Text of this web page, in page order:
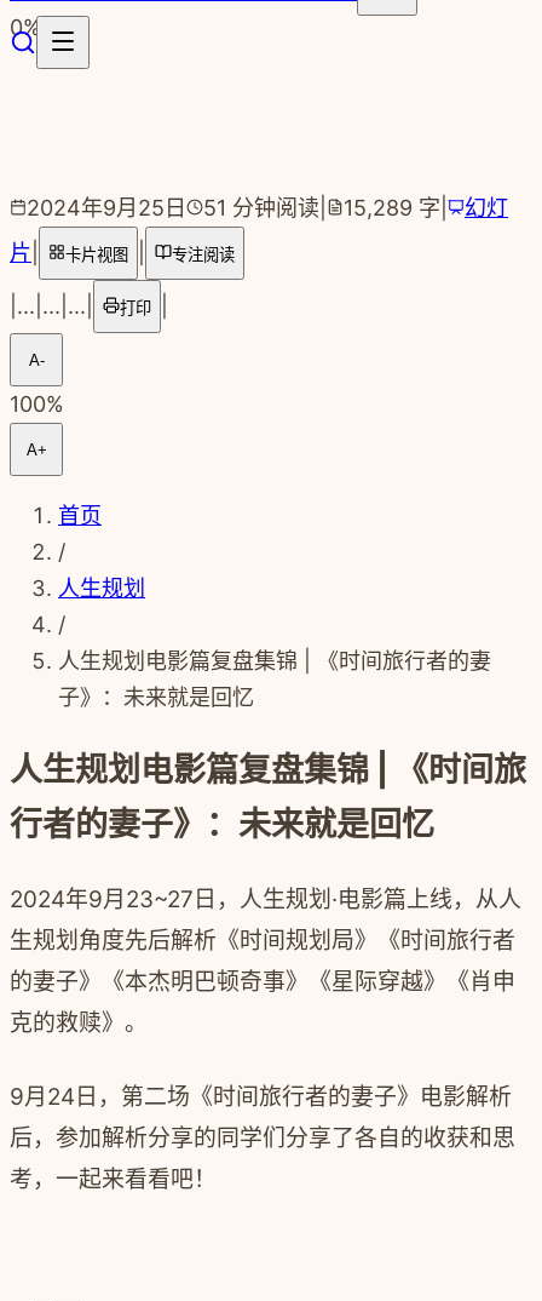
跳转到主要内容
0%
2024年9月25日 51 分钟阅读 15,289 字
幻灯
片
卡片视图 专注阅读
... ... ... 打印
A-
100%
A+
首页
/
人生规划
/
人生规划电影篇复盘集锦 | 《时间旅行者的妻
子》：未来就是回忆
人生规划电影篇复盘集锦 | 《时间旅
行者的妻子》：未来就是回忆
2024年9月23~27日，人生规划·电影篇上线，从人
生规划角度先后解析《时间规划局》《时间旅行者
的妻子》《本杰明巴顿奇事》《星际穿越》《肖申
克的救赎》。
9月24日，第二场《时间旅行者的妻子》电影解析
后，参加解析分享的同学们分享了各自的收获和思
考，一起来看看吧！